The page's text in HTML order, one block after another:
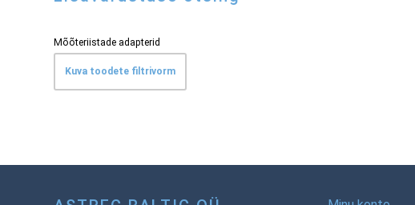
Mõõteriistade adapterid
Kuva toodete filtrivorm